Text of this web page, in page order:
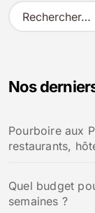
R
e
r
e
r
Nos
Pourboire aux
restaurants,
Quel budget
semaines ?